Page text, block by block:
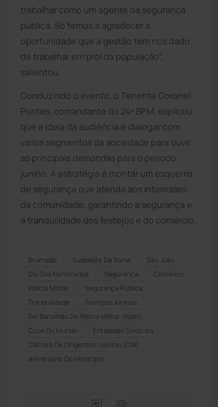
trabalhar como um agente da segurança
pública. Só temos a agradecer a
oportunidade que a gestão tem nos dado
de trabalhar em prol da população”,
salientou.
Conduzindo o evento, o Tenente Coronel
Pontes, comandante do 24º BPM, explicou
que a ideia da audiência é dialogar com
vários segmentos da sociedade para ouvir
as principais demandas para o período
junino. A estratégia é montar um esquema
de segurança que atenda aos interesses
da comunidade, garantindo a segurança e
a tranquilidade dos festejos e do comércio.
Brumado Sudoeste Da Bahia
São João
Dia Dos Namorados
Segurança
Comércio
Polícia Militar
Segurança Pública
Tranquilidade
Festejos Juninos
24º Batalhão De Polícia Militar (bpm)
Copa Do Mundo
Entidades Sindicais
Câmara De Dirigentes Lojistas (cdl)
Aniversário Do Município